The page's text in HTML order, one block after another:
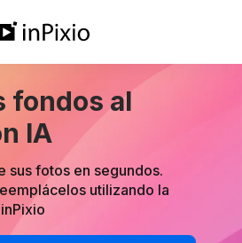
fondos al
IA
sus fotos en segundos.
utilizando la